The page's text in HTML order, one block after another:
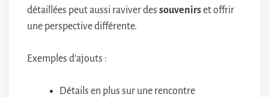
détaillées peut aussi raviver des souvenirset offrir
une perspective différente.
Exemples d’ajouts :
Détails en plus sur une rencontre